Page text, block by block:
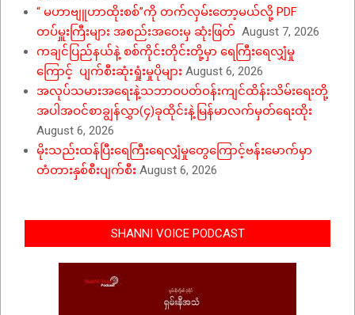
“ မဟာဗျူဟာထိုးစစ်”ကို တက်လှမ်းတော့မယ်လို့ PDF
တပ်မှူးကြီးများ အစည်းအဝေးမှ ဆုံးဖြတ် August 7, 2026
ကချင်ပြည်နယ်နဲ့ စစ်ကိုင်းတိုင်းတို့မှာ ရေကြီးရေလျှံမှု
ကြောင့် ပျက်စီးဆုံးရှုံးမှုပိုများ August 6, 2026
အလုပ်သမားအရေးနဲ့သဘာဝပတ်ဝန်းကျင်ထိန်းသိမ်းရေးတို့
အပါအဝင်စာချွန်လွှာ(၄)ခုထိုင်းနဲ့မြန်မာလက်မှတ်ရေးထိုး
August 6, 2026
မိုးသည်းထန်ပြီးရေကြီးရေလျှံမှုတွေကြောင့်ဗန်းမောက်မှာ
တံတားနှစ်စီးပျက်စီး August 6, 2026
SHANNI VOICE PODCAST